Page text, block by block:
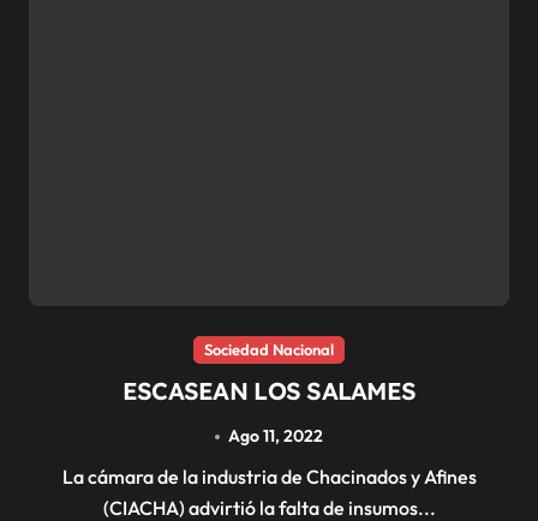
Sociedad Nacional
ESCASEAN LOS SALAMES
Ago 11, 2022
La cámara de la industria de Chacinados y Afines
(CIACHA) advirtió la falta de insumos...